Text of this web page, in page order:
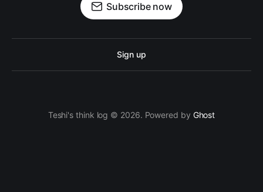
Subscribe now
Sign up
Teshi's think log © 2026. Powered by Ghost